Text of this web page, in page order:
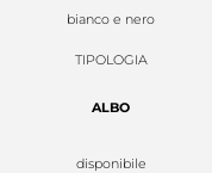
bianco e nero
TIPOLOGIA
ALBO
disponibile